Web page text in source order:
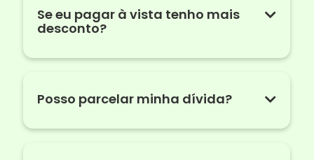
Se eu pagar à vista tenho mais
desconto?
Posso parcelar minha dívida?